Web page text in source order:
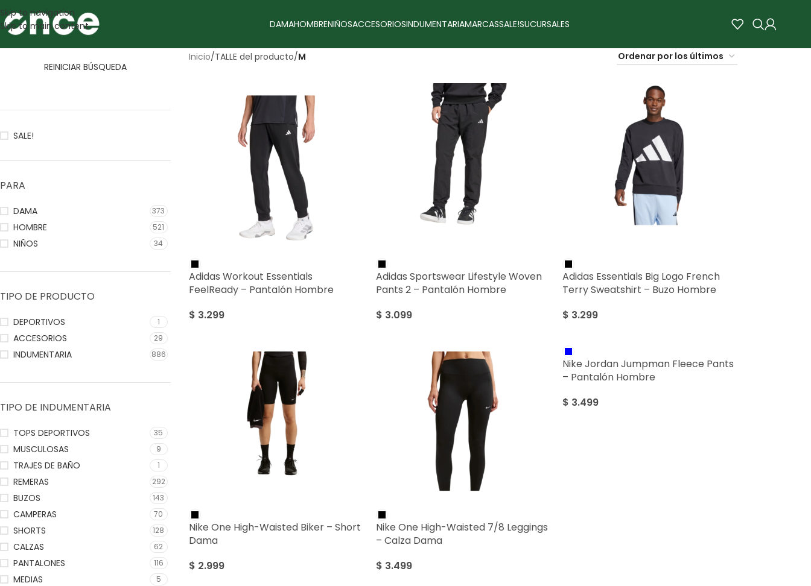
Skip to navigation
Skip to main content
DAMAHOMBRENIÑOSACCESORIOSINDUMENTARIAMARCASSALE!SUCURSALES
REINICIAR BÚSQUEDA
SALE!
PARA
DAMA 373
HOMBRE 521
NIÑOS 34
TIPO DE PRODUCTO
DEPORTIVOS 1
ACCESORIOS 29
INDUMENTARIA 886
TIPO DE INDUMENTARIA
TOPS DEPORTIVOS 35
MUSCULOSAS 9
TRAJES DE BAÑO 1
REMERAS 292
BUZOS 143
CAMPERAS 70
SHORTS 128
CALZAS 62
PANTALONES 116
MEDIAS 5
Inicio/TALLE del producto/M
Adidas Workout Essentials
FeelReady – Pantalón Hombre
$ 3.299
Adidas Sportswear Lifestyle Woven
Pants 2 – Pantalón Hombre
$ 3.099
Adidas Essentials Big Logo French
Terry Sweatshirt – Buzo Hombre
$ 3.299
Nike One High-Waisted Biker – Short
Dama
$ 2.999
Nike One High-Waisted 7/8 Leggings
– Calza Dama
$ 3.499
Nike Jordan Jumpman Fleece Pants
– Pantalón Hombre
$ 3.499